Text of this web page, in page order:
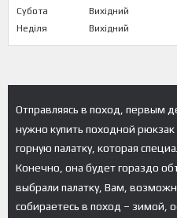
Субота
Вихідний
Неділя
Вихідний
Отправляясь в поход, первым
нужно купить походной
горную палатку, которая
Конечно, она будет гораздо
выбрали палатку, Вам,
собираетесь в поход – зимой,